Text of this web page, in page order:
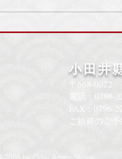
小田井
〒668-0022​
電話：0796-
​FAX：0796-
ご祈祷のご